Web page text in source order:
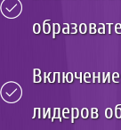
лидеров